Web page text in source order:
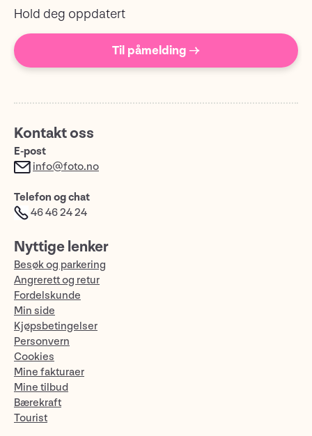
Hold deg oppdatert
Til påmelding →
Kontakt oss
E-post
info@foto.no
Telefon og chat
46 46 24 24
Nyttige lenker
Besøk og parkering
Angrerett og retur
Fordelskunde
Min side
Kjøpsbetingelser
Personvern
Cookies
Mine fakturaer
Mine tilbud
Bærekraft
Tourist